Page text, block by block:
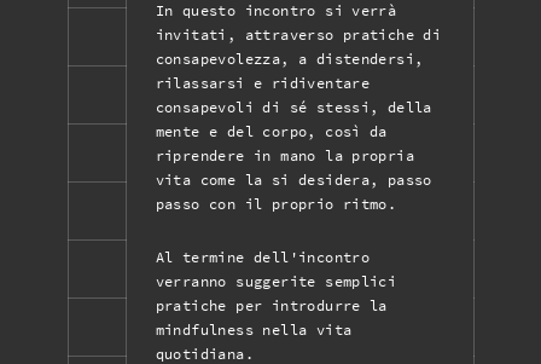
In questo incontro si verrà
invitati, attraverso pratiche di
consapevolezza, a distendersi,
rilassarsi e ridiventare
consapevoli di sé stessi, della
mente e del corpo, così da
riprendere in mano la propria
vita come la si desidera, passo
passo con il proprio ritmo.
Al termine dell'incontro
verranno suggerite semplici
pratiche per introdurre la
mindfulness nella vita
quotidiana.